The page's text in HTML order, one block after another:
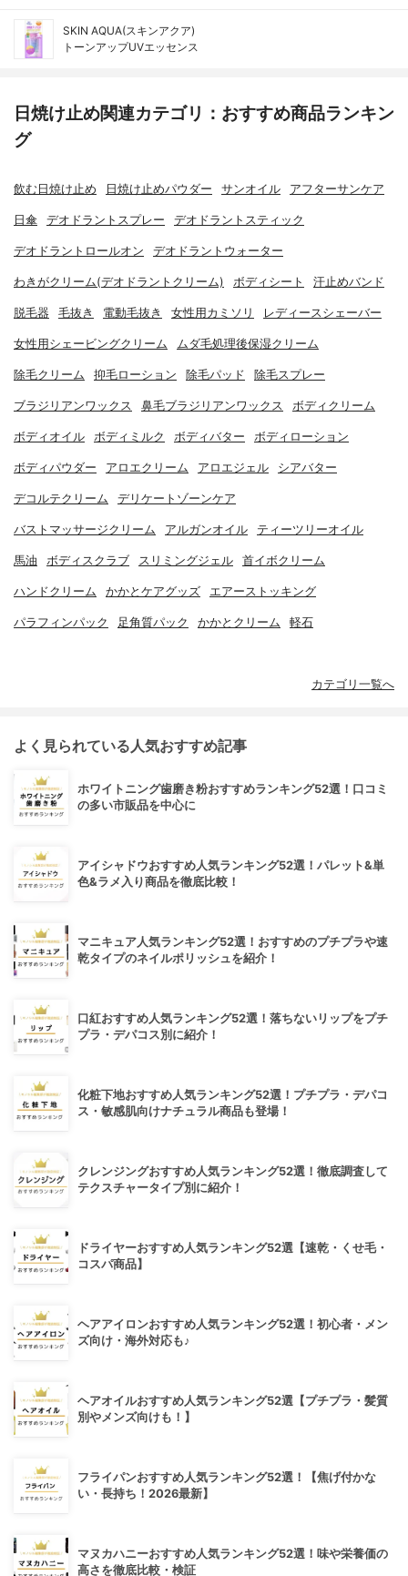
SKIN AQUA(スキンアクア)
トーンアップUVエッセンス
日焼け止め関連カテゴリ：おすすめ商品ランキン
グ
飲む日焼け止め 日焼け止めパウダー サンオイル アフターサンケア
日傘 デオドラントスプレー デオドラントスティック
デオドラントロールオン デオドラントウォーター
わきがクリーム(デオドラントクリーム) ボディシート 汗止めバンド
脱毛器 毛抜き 電動毛抜き 女性用カミソリ レディースシェーバー
女性用シェービングクリーム ムダ毛処理後保湿クリーム
除毛クリーム 抑毛ローション 除毛パッド 除毛スプレー
ブラジリアンワックス 鼻毛ブラジリアンワックス ボディクリーム
ボディオイル ボディミルク ボディバター ボディローション
ボディパウダー アロエクリーム アロエジェル シアバター
デコルテクリーム デリケートゾーンケア
バストマッサージクリーム アルガンオイル ティーツリーオイル
馬油 ボディスクラブ スリミングジェル 首イボクリーム
ハンドクリーム かかとケアグッズ エアーストッキング
パラフィンパック 足角質パック かかとクリーム 軽石
カテゴリ一覧へ
よく見られている人気おすすめ記事
ホワイトニング歯磨き粉おすすめランキング52選！口コミ
の多い市販品を中心に
アイシャドウおすすめ人気ランキング52選！パレット&単
色&ラメ入り商品を徹底比較！
マニキュア人気ランキング52選！おすすめのプチプラや速
乾タイプのネイルポリッシュを紹介！
口紅おすすめ人気ランキング52選！落ちないリップをプチ
プラ・デパコス別に紹介！
化粧下地おすすめ人気ランキング52選！プチプラ・デパコ
ス・敏感肌向けナチュラル商品も登場！
クレンジングおすすめ人気ランキング52選！徹底調査して
テクスチャータイプ別に紹介！
ドライヤーおすすめ人気ランキング52選【速乾・くせ毛・
コスパ商品】
ヘアアイロンおすすめ人気ランキング52選！初心者・メン
ズ向け・海外対応も♪
ヘアオイルおすすめ人気ランキング52選【プチプラ・髪質
別やメンズ向けも！】
フライパンおすすめ人気ランキング52選！【焦げ付かな
い・長持ち！2026最新】
マヌカハニーおすすめ人気ランキング52選！味や栄養価の
高さを徹底比較・検証